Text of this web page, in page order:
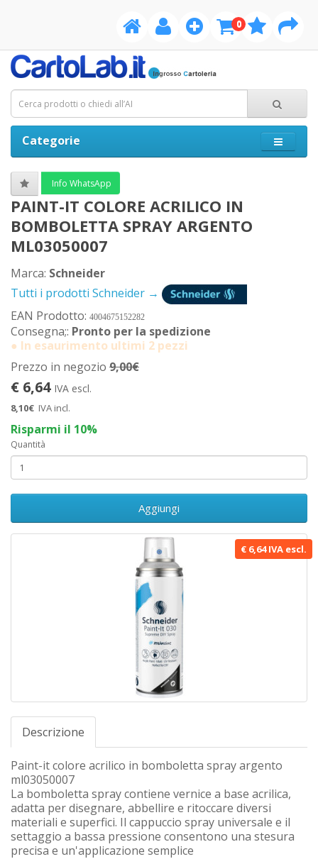
0
Categorie
€ 6,64 IVA escl.
Descrizione
Paint-it colore acrilico in bomboletta spray argento
ml03050007
La bomboletta spray contiene vernice a base acrilica,
adatta per disegnare, abbellire e ritoccare diversi
materiali e superfici. Il cappuccio spray universale e il
settaggio a bassa pressione consentono una stesura
precisa e un'applicazione semplice
Info WhatsApp
PAINT-IT COLORE ACRILICO IN
BOMBOLETTA SPRAY ARGENTO
ML03050007
Marca: Schneider
Tutti i prodotti Schneider →
EAN Prodotto: 4004675152282
Consegna;: Pronto per la spedizione
● In esaurimento ultimi 2 pezzi
Prezzo in negozio 9,00€
€ 6,64 IVA escl.
8,10€ IVA incl.
Risparmi il 10%
Quantità
Aggiungi